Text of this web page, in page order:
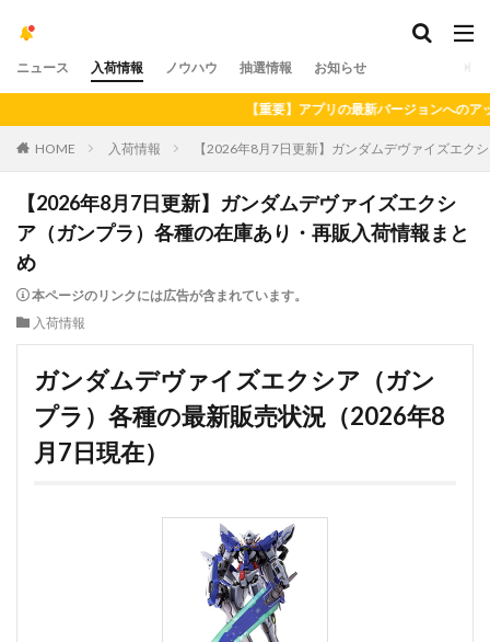
ニュース 入荷情報 ノウハウ 抽選情報 お知らせ
【重要】アプリの最新バージョンへのアップデートをお願い
HOME 入荷情報 【2026年8月7日更新】ガンダムデヴァイズエク
【2026年8月7日更新】ガンダムデヴァイズエクシ
ア（ガンプラ）各種の在庫あり・再販入荷情報まと
め
本ページのリンクには広告が含まれています。
入荷情報
ガンダムデヴァイズエクシア（ガン
プラ）各種の最新販売状況（2026年8
月7日現在）